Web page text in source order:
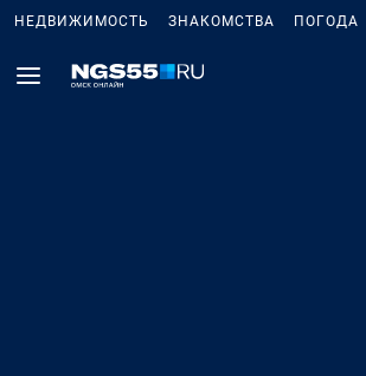
НЕДВИЖИМОСТЬ ЗНАКОМСТВА ПОГОДА